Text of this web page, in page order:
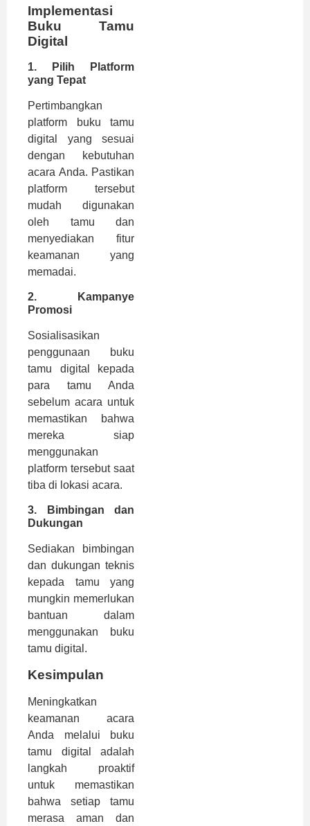
Implementasi
Buku Tamu
Digital
1.
Pilih Platform
yang Tepat
Pertimbangkan
platform buku tamu
digital yang sesuai
dengan kebutuhan
acara Anda. Pastikan
platform tersebut
mudah digunakan
oleh tamu dan
menyediakan fitur
keamanan yang
memadai.
2.
Kampanye
Promosi
Sosialisasikan
penggunaan buku
tamu digital kepada
para tamu Anda
sebelum acara untuk
memastikan bahwa
mereka siap
menggunakan
platform tersebut saat
tiba di lokasi acara.
3.
Bimbingan dan
Dukungan
Sediakan bimbingan
dan dukungan teknis
kepada tamu yang
mungkin memerlukan
bantuan dalam
menggunakan buku
tamu digital.
Kesimpulan
Meningkatkan
keamanan acara
Anda melalui buku
tamu digital adalah
langkah proaktif
untuk memastikan
bahwa setiap tamu
merasa aman dan